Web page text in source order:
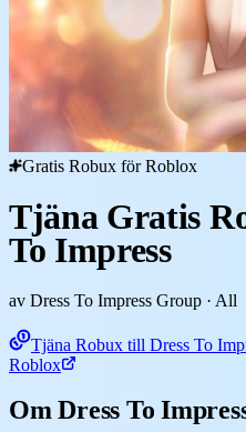
Gratis Robux för Roblox
Tjäna Gratis
To Impress
av Dress To Impress Group · All
Tjäna Robux till Dress To
Roblox
Om Dress To